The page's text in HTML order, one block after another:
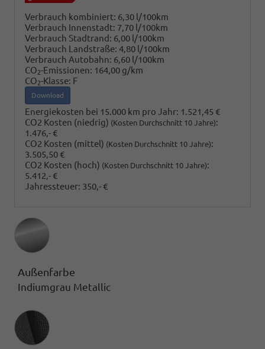
Verbrauch kombiniert: 6,30 l/100km
Verbrauch Innenstadt: 7,70 l/100km
Verbrauch Stadtrand: 6,00 l/100km
Verbrauch Landstraße: 4,80 l/100km
Verbrauch Autobahn: 6,60 l/100km
CO2-Emissionen: 164,00 g/km
CO2-Klasse: F
Download
Energiekosten bei 15.000 km pro Jahr: 1.521,45 €
CO2 Kosten (niedrig) (Kosten Durchschnitt 10 Jahre):
1.476,- €
CO2 Kosten (mittel) (Kosten Durchschnitt 10 Jahre):
3.505,50 €
CO2 Kosten (hoch) (Kosten Durchschnitt 10 Jahre):
5.412,- €
Jahressteuer: 350,- €
Außenfarbe
Indiumgrau Metallic
Innenausstattung